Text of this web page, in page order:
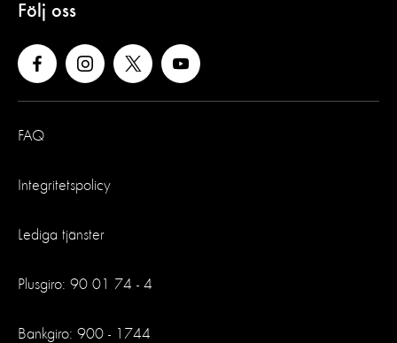
Följ oss
FAQ
Integritetspolicy
Lediga tjänster
Plusgiro: 90 01 74 - 4
Bankgiro: 900 - 1744